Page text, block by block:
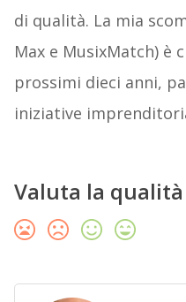
di qualità. La mia
Max e MusixMatch) è
prossimi dieci anni,
iniziative
Valuta la